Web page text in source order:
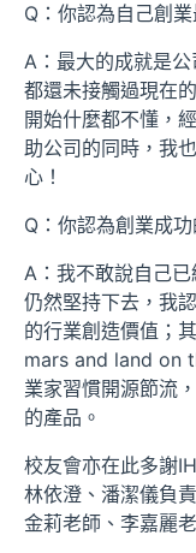
Q：你認為自己創
A：最大的成就是
都還未接觸過現在
開始什麼都不懂，
助公司的同時，我
心！
Q：你認為創業成
A：我不敢說自己
仍然堅持下去，我
的行業創造價值；
mars and land on
業家習慣開源節流
的產品。
校友會亦在此多謝
林依澄、潘潔儀負
金莉老師、李嘉麗